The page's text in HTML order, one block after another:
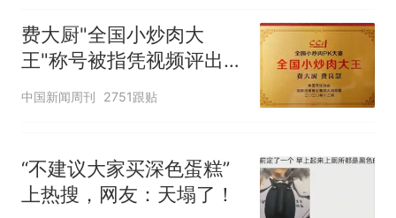
费大厨"全国小炒肉大
王"称号被指凭视频评出
官方回应
中国新闻周刊 2751跟贴
“不建议大家买深色蛋糕”
上热搜，网友：天塌了！